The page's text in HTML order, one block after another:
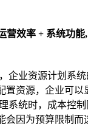
营效率 + 系统功
企业资源计划系
置资源，企业可以
系统时，成本控
会因为预算限制而